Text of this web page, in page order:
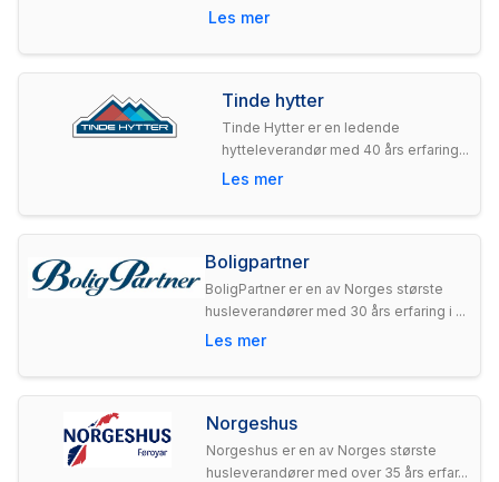
Les mer
Tinde hytter
Tinde Hytter er en ledende
hytteleverandør med 40 års erfaring...
Les mer
Boligpartner
BoligPartner er en av Norges største
husleverandører med 30 års erfaring i ...
Les mer
Norgeshus
Norgeshus er en av Norges største
husleverandører med over 35 års erfar...